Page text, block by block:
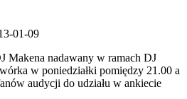
01-09
Makena nadawany w ramach DJ
w poniedziałki pomiędzy 21.00 a
audycji do udziału w ankiecie